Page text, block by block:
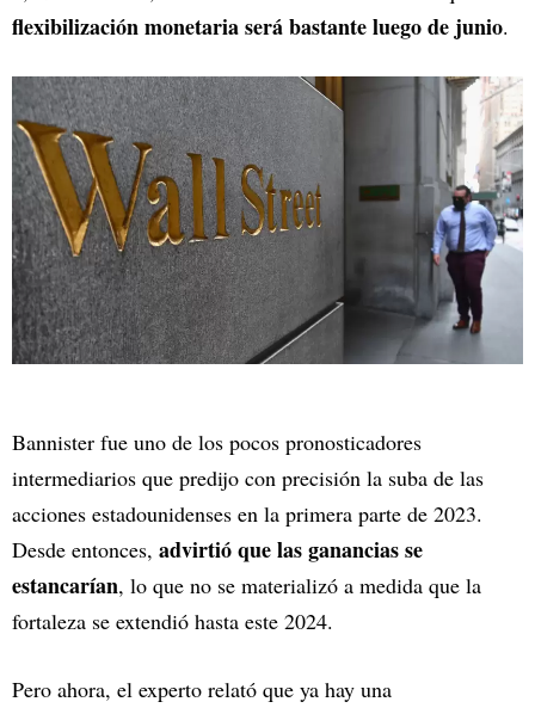
flexibilización monetaria será bastante luego de junio.
Bannister fue uno de los pocos pronosticadores
intermediarios que predijo con precisión la suba de las
acciones estadounidenses en la primera parte de 2023.
Desde entonces, advirtió que las ganancias se
estancarían, lo que no se materializó a medida que la
fortaleza se extendió hasta este 2024.
Pero ahora, el experto relató que ya hay una